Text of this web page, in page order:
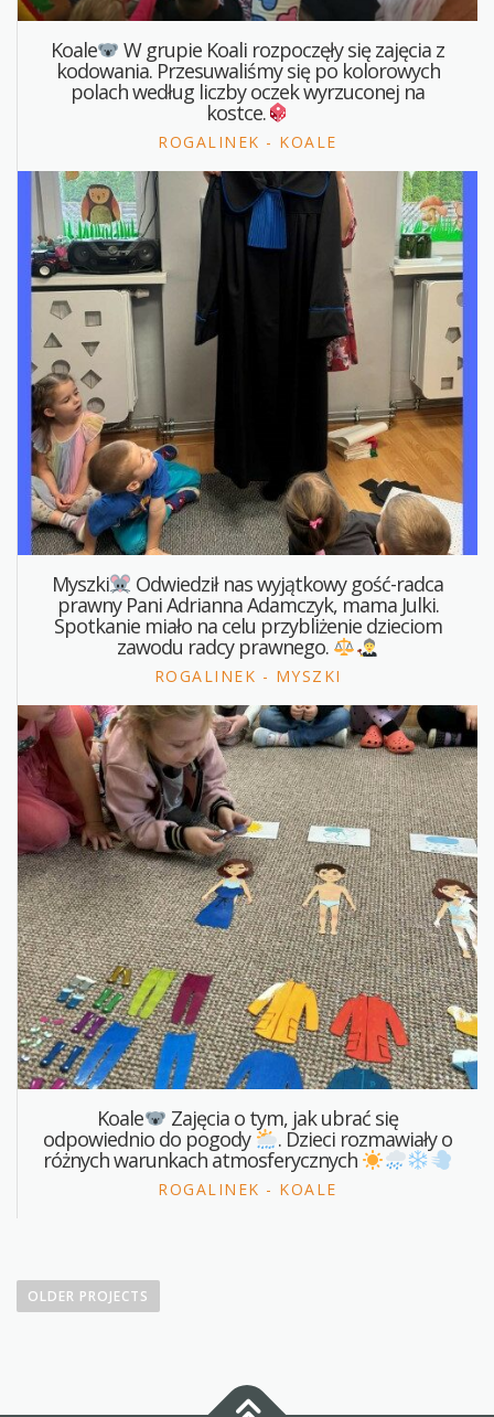
Koale W grupie Koali rozpoczęły się zajęcia z
kodowania. Przesuwaliśmy się po kolorowych
polach według liczby oczek wyrzuconej na
kostce.
ROGALINEK - KOALE
Myszki Odwiedził nas wyjątkowy gość-radca
prawny Pani Adrianna Adamczyk, mama Julki.
Spotkanie miało na celu przybliżenie dzieciom
zawodu radcy prawnego.
ROGALINEK - MYSZKI
Koale
Zajęcia o tym, jak ubrać się
odpowiednio do pogody
. Dzieci rozmawiały o
różnych warunkach atmosferycznych
ROGALINEK - KOALE
o
OLDER PROJECTS